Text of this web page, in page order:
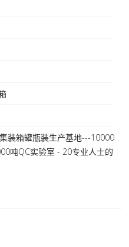
装箱罐瓶装生产基地---10000
吨QC实验室 - 20专业人士的